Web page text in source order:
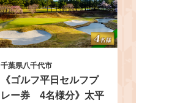
千葉県八千代市
《ゴルフ平日セルフプ
レー券 4名様分》太平